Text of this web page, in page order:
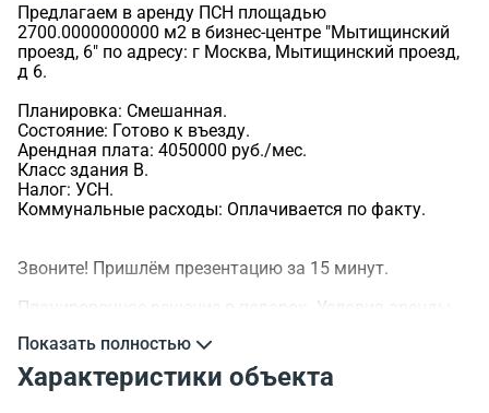
Предлагаем в аренду ПСН площадью
2700.0000000000 м2 в бизнес-центре "Мытищинский
проезд, 6" по адресу: г Москва, Мытищинский проезд,
д 6.
Планировка: Смешанная.
Состояние: Готово к въезду.
Арендная плата: 4050000 руб./мес.
Класс здания B.
Налог: УСН.
Коммунальные расходы: Оплачивается по факту.
Звоните! Пришлём презентацию за 15 минут.
Планировочное решение в подарок. Условия аренды
>ID объекта - 105284.
Показать полностью
Характеристики объекта